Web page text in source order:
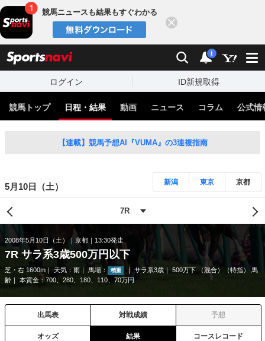
競馬ニュースも結果もすぐわかる
検索 通知
i
ログイン ID新規取得
競馬トップ 日程・結果 動画 ニュース コラム 公式情
【連載】競馬予想AI『VUMA』の3連複指南
5月10日（土） 新潟 東京 京都
2008年5月10日（土） 京都 13:30発走
7R サラ系3歳500万円以下
芝・右 1600m 天気： 雨 馬場： 稍重 サラ系3歳
500万下 （混合）（特指） 馬
齢
本賞金：700、280、180、110、70万円
出馬表 対戦成績 予想
オッズ 結果 コースレコード